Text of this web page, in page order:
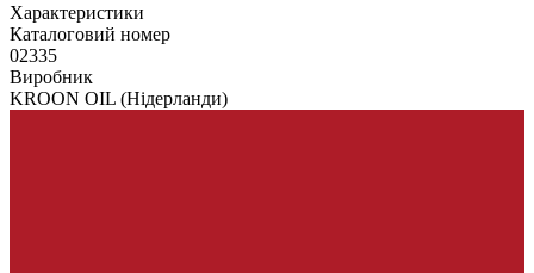
Характеристики
Каталоговий номер
02335
Виробник
KROON OIL (Нідерланди)